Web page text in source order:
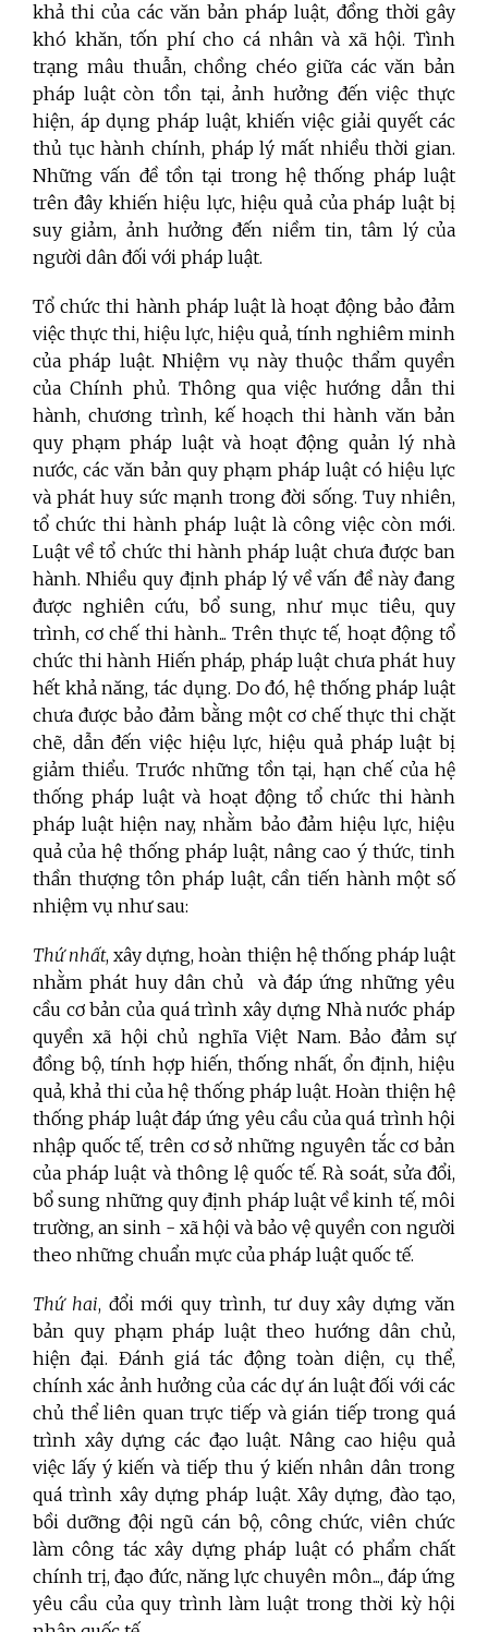
khả thi của các văn bản pháp luật, đồng thời gây
khó khăn, tốn phí cho cá nhân và xã hội. Tình
trạng mâu thuẫn, chồng chéo giữa các văn bản
pháp luật còn tồn tại, ảnh hưởng đến việc thực
hiện, áp dụng pháp luật, khiến việc giải quyết các
thủ tục hành chính, pháp lý mất nhiều thời gian.
Những vấn đề tồn tại trong hệ thống pháp luật
trên đây khiến hiệu lực, hiệu quả của pháp luật bị
suy giảm, ảnh hưởng đến niềm tin, tâm lý của
người dân đối với pháp luật.
Tổ chức thi hành pháp luật là hoạt động bảo đảm
việc thực thi, hiệu lực, hiệu quả, tính nghiêm minh
của pháp luật. Nhiệm vụ này thuộc thẩm quyền
của Chính phủ. Thông qua việc hướng dẫn thi
hành, chương trình, kế hoạch thi hành văn bản
quy phạm pháp luật và hoạt động quản lý nhà
nước, các văn bản quy phạm pháp luật có hiệu lực
và phát huy sức mạnh trong đời sống. Tuy nhiên,
tổ chức thi hành pháp luật là công việc còn mới.
Luật về tổ chức thi hành pháp luật chưa được ban
hành. Nhiều quy định pháp lý về vấn đề này đang
được nghiên cứu, bổ sung, như mục tiêu, quy
trình, cơ chế thi hành... Trên thực tế, hoạt động tổ
chức thi hành Hiến pháp, pháp luật chưa phát huy
hết khả năng, tác dụng. Do đó, hệ thống pháp luật
chưa được bảo đảm bằng một cơ chế thực thi chặt
chẽ, dẫn đến việc hiệu lực, hiệu quả pháp luật bị
giảm thiểu. Trước những tồn tại, hạn chế của hệ
thống pháp luật và hoạt động tổ chức thi hành
pháp luật hiện nay, nhằm bảo đảm hiệu lực, hiệu
quả của hệ thống pháp luật, nâng cao ý thức, tinh
thần thượng tôn pháp luật, cần tiến hành một số
nhiệm vụ như sau:
Thứ nhất, xây dựng, hoàn thiện hệ thống pháp luật
nhằm phát huy dân chủ và đáp ứng những yêu
cầu cơ bản của quá trình xây dựng Nhà nước pháp
quyền xã hội chủ nghĩa Việt Nam. Bảo đảm sự
đồng bộ, tính hợp hiến, thống nhất, ổn định, hiệu
quả, khả thi của hệ thống pháp luật. Hoàn thiện hệ
thống pháp luật đáp ứng yêu cầu của quá trình hội
nhập quốc tế, trên cơ sở những nguyên tắc cơ bản
của pháp luật và thông lệ quốc tế. Rà soát, sửa đổi,
bổ sung những quy định pháp luật về kinh tế, môi
trường, an sinh - xã hội và bảo vệ quyền con người
theo những chuẩn mực của pháp luật quốc tế.
Thứ hai, đổi mới quy trình, tư duy xây dựng văn
bản quy phạm pháp luật theo hướng dân chủ,
hiện đại. Đánh giá tác động toàn diện, cụ thể,
chính xác ảnh hưởng của các dự án luật đối với các
chủ thể liên quan trực tiếp và gián tiếp trong quá
trình xây dựng các đạo luật. Nâng cao hiệu quả
việc lấy ý kiến và tiếp thu ý kiến nhân dân trong
quá trình xây dựng pháp luật. Xây dựng, đào tạo,
bồi dưỡng đội ngũ cán bộ, công chức, viên chức
làm công tác xây dựng pháp luật có phẩm chất
chính trị, đạo đức, năng lực chuyên môn..., đáp ứng
yêu cầu của quy trình làm luật trong thời kỳ hội